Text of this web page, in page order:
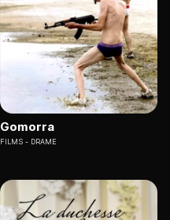
Gomorra
FILMS DRAME